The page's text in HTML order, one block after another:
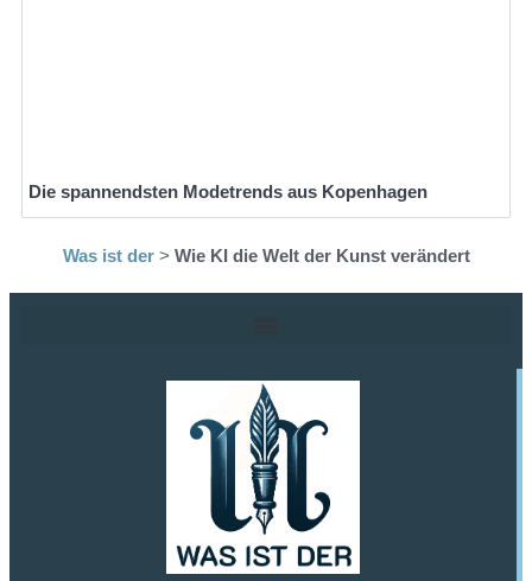
Die spannendsten Modetrends aus Kopenhagen
Was ist der> Wie KI die Welt der Kunst verändert